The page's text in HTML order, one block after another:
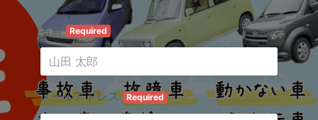
名前 Required
メールアドレス Required